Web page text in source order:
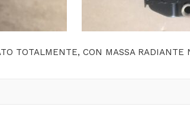
TOTALMENTE, CON MASSA RADIANTE